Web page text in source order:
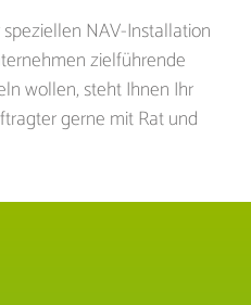
NAV-Installation
zielführende
wollen, steht Ihnen Ihr
gerne mit Rat und